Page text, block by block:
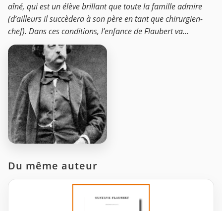
aîné, qui est un élève brillant que toute la famille admire
(d’ailleurs il succèdera à son père en tant que chirurgien-
chef). Dans ces conditions, l’enfance de Flaubert va...
Du même auteur